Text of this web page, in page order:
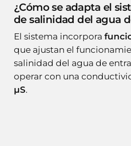
¿Cómo se adapta el
de salinidad del agua
El sistema incorpora
que ajustan el
salinidad del agua de
operar con una
µS.